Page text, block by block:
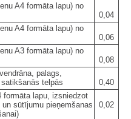
A4 formāta lapu) no
0,04
A4 formāta lapu) no
0,06
A3 formāta lapu) no
0,08
palags,
telpās
0,40
formāta lapu, izsniedzot
sūtījumu pieņemšanas
0,02